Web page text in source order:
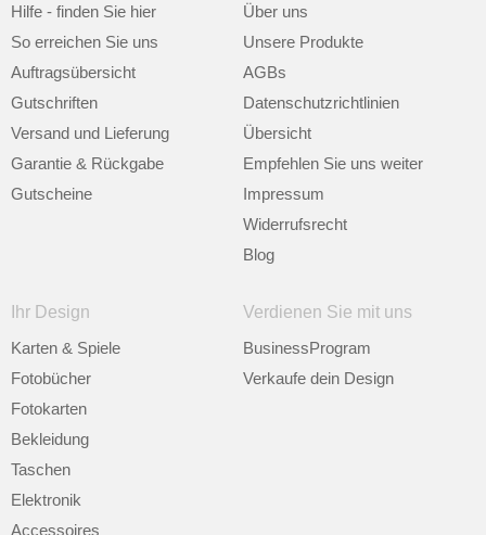
Hilfe - finden Sie hier
So erreichen Sie uns
Auftragsübersicht
Gutschriften
Versand und Lieferung
Garantie & Rückgabe
Gutscheine
Über uns
Unsere Produkte
AGBs
Datenschutzrichtlinien
Übersicht
Empfehlen Sie uns weiter
Impressum
Widerrufsrecht
Blog
Ihr Design
Karten & Spiele
Fotobücher
Fotokarten
Bekleidung
Taschen
Elektronik
Accessoires
Verdienen Sie mit uns
BusinessProgram
Verkaufe dein Design